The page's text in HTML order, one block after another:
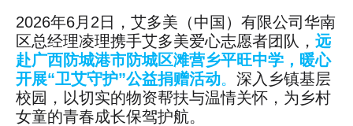
2026年6月2日，艾多美（中国）有限公司华南
区总经理凌理携手艾多美爱心志愿者团队， 远
赴广西防城港市防城区滩营乡平旺中学，暖心
开展“卫艾守护”公益捐赠活动。 深入乡镇基层
校园，以切实的物资帮扶与温情关怀，为乡村
女童的青春成长保驾护航。